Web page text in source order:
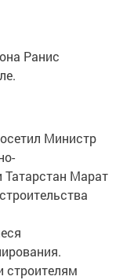
Ранис
Министр
Татарстан Марат
строителям